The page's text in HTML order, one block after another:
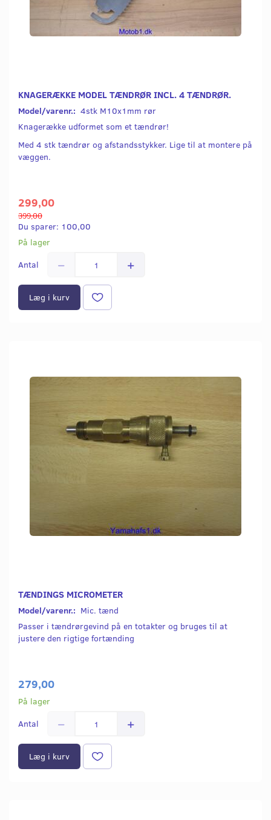
KNAGERÆKKE MODEL TÆNDRØR INCL. 4 TÆNDRØR.
Model/varenr.: 4stk M10x1mm rør
Knagerække udformet som et tændrør!
Med 4 stk tændrør og afstandsstykker. Lige til at montere på
væggen.
299,00
399,00
Du sparer: 100,00
På lager
Antal
Læg i kurv
TÆNDINGS MICROMETER
Model/varenr.: Mic. tænd
Passer i tændrørgevind på en totakter og bruges til at
justere den rigtige fortænding
279,00
På lager
Antal
Læg i kurv